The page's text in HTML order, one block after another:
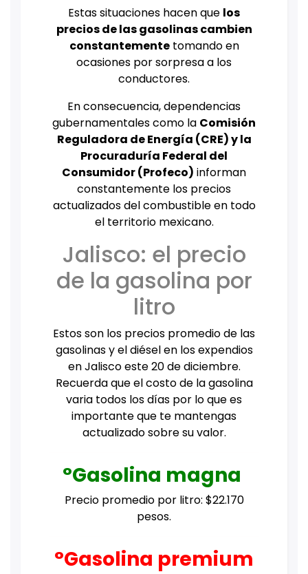
Estas situaciones hacen que los
precios de las gasolinas cambien
constantementetomando en
ocasiones por sorpresa a los
conductores.
En consecuencia, dependencias
gubernamentales como la Comisión
Reguladora de Energía (CRE) y la
Procuraduría Federal del
Consumidor (Profeco) informan
constantemente los precios
actualizados del combustible en todo
el territorio mexicano.
Jalisco: el precio
de la gasolina por
litro
Estos son los precios promedio de las
gasolinas y el diésel en los expendios
en Jalisco este 20 de diciembre.
Recuerda que el costo de la gasolina
varia todos los días por lo que es
importante que te mantengas
actualizado sobre su valor.
°Gasolina magna
Precio promedio por litro: $22.170
pesos.
°Gasolina premium